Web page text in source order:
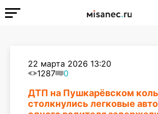
22 марта 2026 13:20
1287
0
ДТП на Пушкарёвском
столкнулись легковые